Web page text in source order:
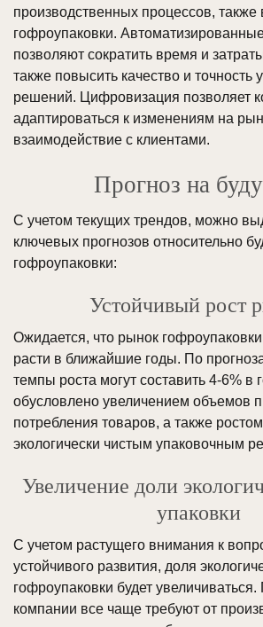
производственных процессов, также
гофроупаковки.
позволяют сократить время и
также повысить качество и точность
решений. Цифровизация позволяет
адаптироваться к изменениям на
взаимодействие с клиентами.
Прогноз на
С учетом текущих трендов, можно
ключевых прогнозов относительно
гофроупаковки:
Устойчивый рост
Ожидается, что рынок
расти в ближайшие годы. По
темпы роста могут составить 4-6% в
обусловлено увеличением объемов
потребления товаров, а также
экологически чистым упаковочным
Увеличение доли
упаковки
С учетом растущего внимания к
устойчивого развития, доля
гофроупаковки будет
компании все чаще требуют от